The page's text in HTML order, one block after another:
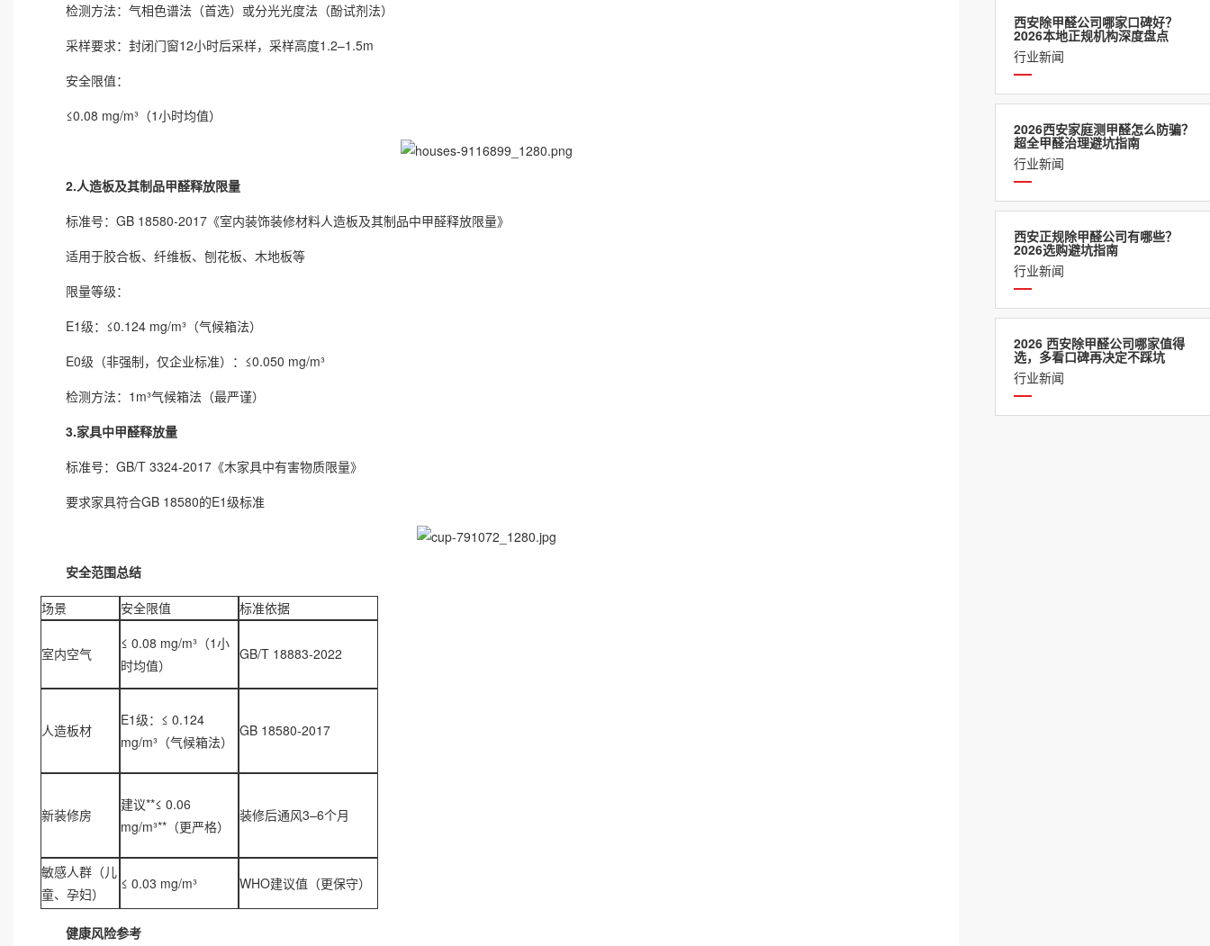
西安除甲醛公司哪家口碑好？
2026本地正规机构深度盘点
行业新闻
2026西安家庭测甲醛怎么防骗？
超全甲醛治理避坑指南
行业新闻
西安正规除甲醛公司有哪些？
2026选购避坑指南
行业新闻
2026 西安除甲醛公司哪家值得
选，多看口碑再决定不踩坑
行业新闻
检测方法：气相色谱法（首选）或分光光度法（酚试剂法）
采样要求：封闭门窗12小时后采样，采样高度1.2–1.5m
安全限值：
≤0.08 mg/m³（1小时均值）
2.人造板及其制品甲醛释放限量
标准号：GB 18580-2017《室内装饰装修材料人造板及其制品中甲醛释放限量》
适用于胶合板、纤维板、刨花板、木地板等
限量等级：
E1级：≤0.124 mg/m³（气候箱法）
E0级（非强制，仅企业标准）：≤0.050 mg/m³
检测方法：1m³气候箱法（最严谨）
3.家具中甲醛释放量
标准号：GB/T 3324-2017《木家具中有害物质限量》
要求家具符合GB 18580的E1级标准
安全范围总结
场景
安全限值 标准依据
室内空气
≤ 0.08 mg/m³ （1小
时均值）
GB/T 18883-2022
人造板材
E1级：≤ 0.124
mg/m³ （气候箱法）
GB 18580-2017
新装修房
建议**≤ 0.06
mg/m³**（更严格）
装修后通风3–6个月
敏感人群 （儿
童、孕妇）
≤ 0.03 mg/m³ WHO建议值（更保守）
健康风险参考